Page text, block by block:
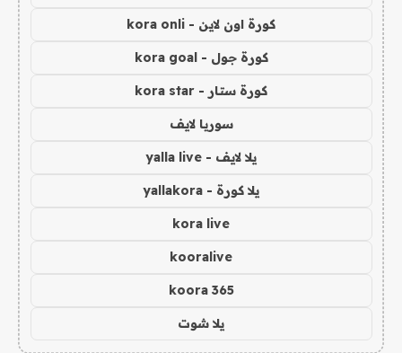
كورة اون لاين - kora onli
كورة جول - kora goal
كورة ستار - kora star
سوريا لايف
يلا لايف - yalla live
يلا كورة - yallakora
kora live
kooralive
koora 365
يلا شوت